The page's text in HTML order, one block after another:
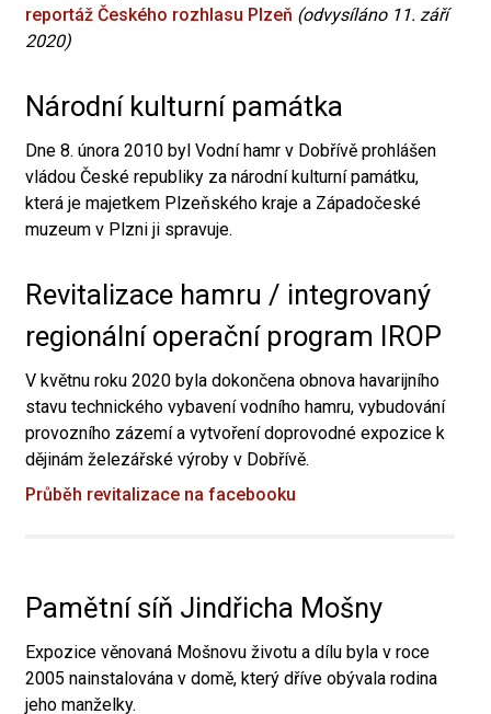
reportáž Českého rozhlasu Plzeň (odvysíláno 11. září
2020)
Národní kulturní památka
Dne 8. února 2010 byl Vodní hamr v Dobřívě prohlášen
vládou České republiky za národní kulturní památku,
která je majetkem Plzeňského kraje a Západočeské
muzeum v Plzni ji spravuje.
Revitalizace hamru / integrovaný
regionální operační program IROP
V květnu roku 2020 byla dokončena obnova havarijního
stavu technického vybavení vodního hamru, vybudování
provozního zázemí a vytvoření doprovodné expozice k
dějinám železářské výroby v Dobřívě.
Průběh revitalizace na facebooku
Pamětní síň Jindřicha Mošny
Expozice věnovaná Mošnovu životu a dílu byla v roce
2005 nainstalována v domě, který dříve obývala rodina
jeho manželky.